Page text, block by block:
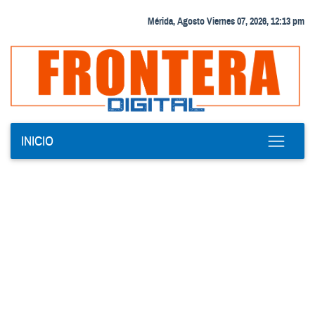
Mérida, Agosto Viernes 07, 2026, 12:13 pm
INICIO